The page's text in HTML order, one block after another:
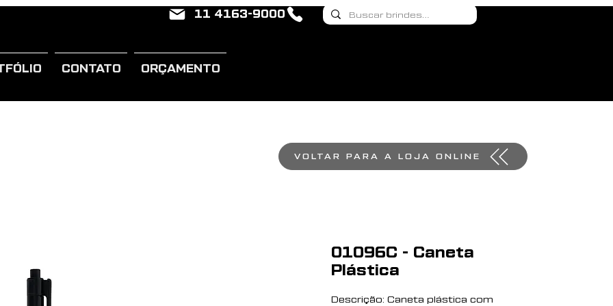
11 4163-9000
CONTATO ORÇAMENTO
01096C - Caneta
Plástica
Descrição: Caneta plástica com
VOLTAR PARA A LOJA ONLINE